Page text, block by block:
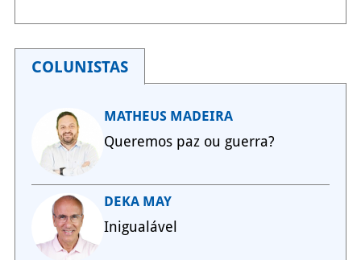
COLUNISTAS
MATHEUS MADEIRA
Queremos paz ou guerra?
DEKA MAY
Inigualável